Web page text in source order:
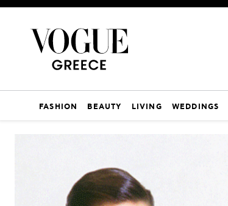
FASHION BEAUTY LIVING WEDDINGS